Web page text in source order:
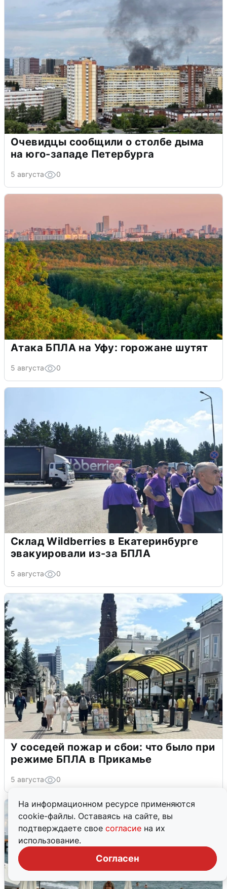
На информационном ресурсе применяются
cookie-файлы. Оставаясь на сайте, вы
подтверждаете свое согласие на их
использование.
Согласен
Очевидцы сообщили о столбе дыма
на юго-западе Петербурга
5 августа 0
Атака БПЛА на Уфу: горожане шутят
5 августа 0
Склад Wildberries в Екатеринбурге
эвакуировали из-за БПЛА
5 августа 0
У соседей пожар и сбои: что было при
режиме БПЛА в Прикамье
5 августа 0